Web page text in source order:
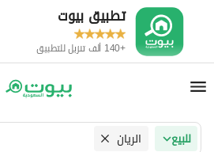
تطبيق بيوت
+140 ألف تنزيل للتطبيق
للبيع الريان